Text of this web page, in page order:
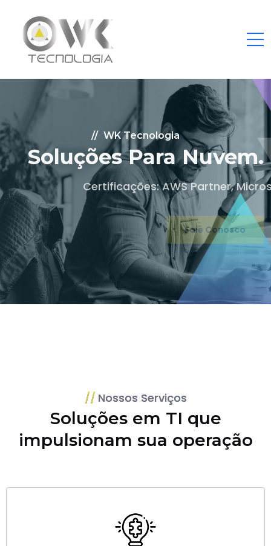
WK Tecnologia
Soluções Para Nuvem.
Certificações: AWS Partner, Microsoft Gold
Fale Conosco
Nossos Serviços
Soluções em TI que
impulsionam sua operação